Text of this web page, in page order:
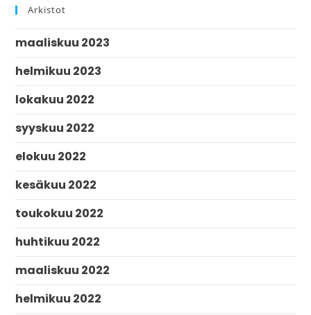
Arkistot
maaliskuu 2023
helmikuu 2023
lokakuu 2022
syyskuu 2022
elokuu 2022
kesäkuu 2022
toukokuu 2022
huhtikuu 2022
maaliskuu 2022
helmikuu 2022